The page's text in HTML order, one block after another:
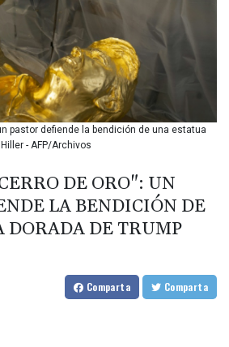
BRL 5.888365
BSD 1.154364
BTN 109.858653
BWP 15.612571
BYN 3.417782
BYR
22583.287906
BZD 2.321631
CAD 1.616319
2603.991686
CHF 0.936072
CLF 0.026726
CNY 7.776313
CNH 7.773295
pastor defiende la bendición de una estatua
- AFP/Archivos
DE ORO": UN
LA BENDICIÓN DE
DORADA DE TRUMP
Comparta Comparta